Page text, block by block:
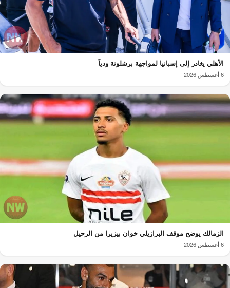
الأهلي يغادر إلى إسبانيا لمواجهة برشلونة ودياً
6 أغسطس 2026
الزمالك يوضح موقف البرازيلي خوان بيزيرا من الرحيل
6 أغسطس 2026